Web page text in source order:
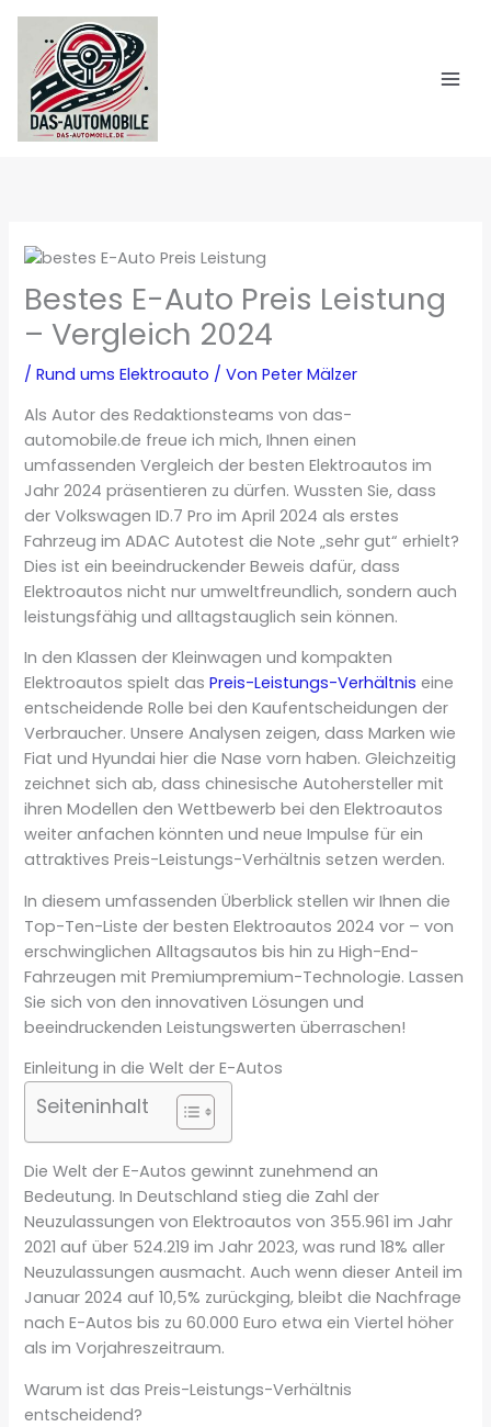
Zum
springen
Bestes E-Auto Preis Leistung
– Vergleich 2024
/Rund ums Elektroauto / VonPeter Mälzer
Als Autor des Redaktionsteams von das-
automobile.de freue ich mich, Ihnen einen
umfassenden Vergleich der besten Elektroautos im
Jahr 2024 präsentieren zu dürfen. Wussten Sie, dass
der Volkswagen ID.7 Pro im April 2024 als erstes
Fahrzeug im ADAC Autotest die Note „sehr gut“ erhielt?
Dies ist ein beeindruckender Beweis dafür, dass
Elektroautos nicht nur umweltfreundlich, sondern auch
leistungsfähig und alltagstauglich sein können.
In den Klassen der Kleinwagen und kompakten
Elektroautos spielt dasPreis-Leistungs-Verhältnis eine
entscheidende Rolle bei den Kaufentscheidungen der
Verbraucher. Unsere Analysen zeigen, dass Marken wie
Fiat und Hyundai hier die Nase vorn haben. Gleichzeitig
zeichnet sich ab, dass chinesische Autohersteller mit
ihren Modellen den Wettbewerb bei den Elektroautos
weiter anfachen könnten und neue Impulse für ein
attraktives Preis-Leistungs-Verhältnis setzen werden.
In diesem umfassenden Überblick stellen wir Ihnen die
Top-Ten-Liste der besten Elektroautos 2024 vor – von
erschwinglichen Alltagsautos bis hin zu High-End-
Fahrzeugen mit Premiumpremium-Technologie. Lassen
Sie sich von den innovativen Lösungen und
beeindruckenden Leistungswerten überraschen!
Einleitung in die Welt der E-Autos
Seiteninhalt
Die Welt der E-Autos gewinnt zunehmend an
Bedeutung. In Deutschland stieg die Zahl der
Neuzulassungen von Elektroautos von 355.961 im Jahr
2021 auf über 524.219 im Jahr 2023, was rund 18% aller
Neuzulassungen ausmacht. Auch wenn dieser Anteil im
Januar 2024 auf 10,5% zurückging, bleibt die Nachfrage
nach E-Autos bis zu 60.000 Euro etwa ein Viertel höher
als im Vorjahreszeitraum.
Warum ist das Preis-Leistungs-Verhältnis
entscheidend?